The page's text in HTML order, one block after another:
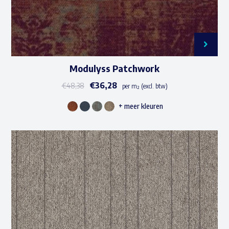
productpagina
Modulyss Patchwork
€48,38 €36,28 per m² (excl. btw)
Dit
heeft
meerdere
variaties.
Deze
optie
kan
+ meer kleuren